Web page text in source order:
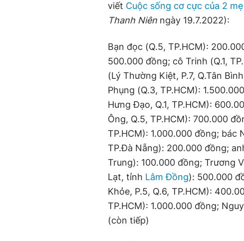
viết Cuộc sống cơ cực của 2
Thanh Niên ngày 19.7.2022):
Bạn đọc (Q.5, TP.HCM):
500.000 đồng; cô Trinh (Q.1,
(Lý Thường Kiệt, P.7, Q.Tân
Phụng (Q.3, TP.HCM):
Hưng Đạo, Q.1, TP.HCM):
Ông, Q.5, TP.HCM): 700.000
TP.HCM): 1.000.000 đồng; bác
TP.Đà Nẵng): 200.000 đồng;
Trung): 100.000 đồng; Trương
Lạt, tỉnh Lâm Đồng): 500.000
Khỏe, P.5, Q.6, TP.HCM):
TP.HCM): 1.000.000 đồng;
(còn tiếp)